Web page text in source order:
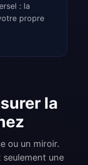
: la
propre
la
ou un miroir.
une